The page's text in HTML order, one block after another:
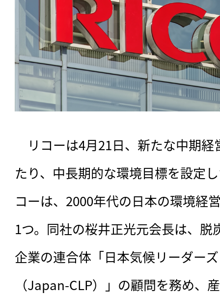
リコーは4月21日、新たな中期経
たり、中長期的な環境目標を設定
コーは、2000年代の日本の環境経
1つ。同社の桜井正光元会長は、脱
企業の連合体「日本気候リーダー
（Japan-CLP）」の顧問を務め、